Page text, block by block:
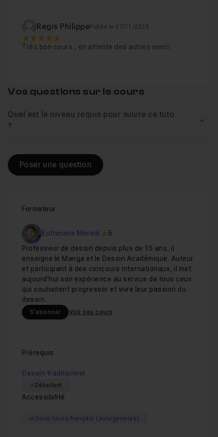
Regis PhilippePublié le 07/11/2025
5
Très bon cours , en attente des autres merci
Formateur
Euthmane Meradi
5
Professeur de dessin depuis plus de 15 ans, il
enseigne le Manga et le Dessin Académique. Auteur
et participant à des concours internationaux, il met
aujourd’hui son expérience au service de tous ceux
qui souhaitent progresser et vivre leur passion du
dessin.
S'abonner Voir ses cours
Prérequis
Dessin traditionnel
Débutant
Accessibilité
Sous-titres français (autogénérés)
Vos questions sur le cours
Quel est le niveau requis pour suivre ce tuto
?
Poser une question